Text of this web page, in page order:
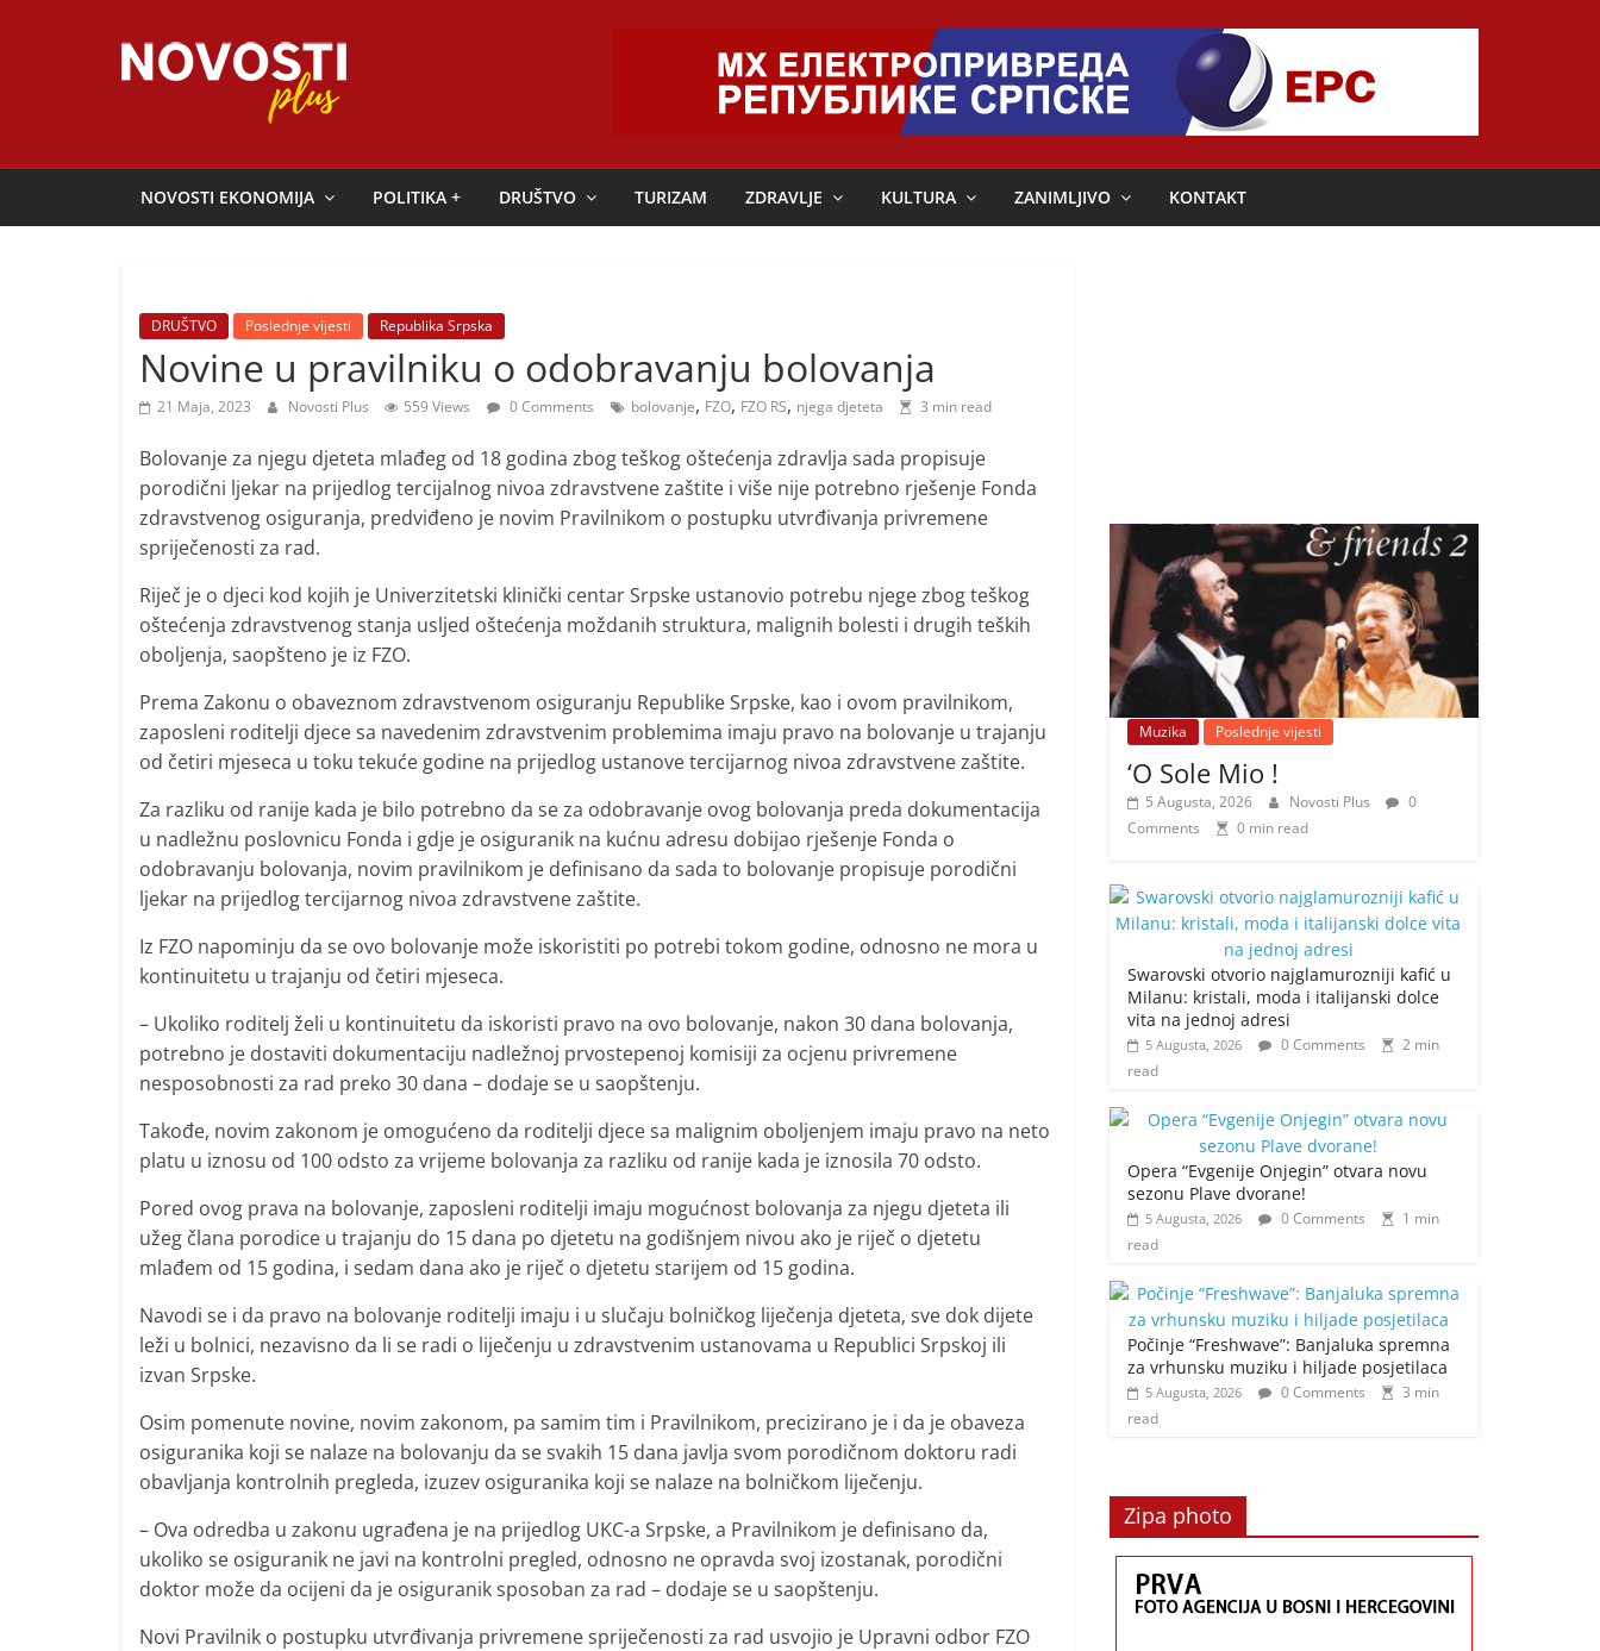
Novosti
Plus
NOVOSTI EKONOMIJA POLITIKA + DRUŠTVO TURIZAM ZDRAVLJE KULTURA ZANIMLJIVO KONTAKT
DRUŠTVO Poslednje vijesti Republika Srpska
Novine u pravilniku o odobravanju bolovanja
21 Maja, 2023 Novosti Plus 559 Views 0 Comments bolovanje, FZO, FZO RS, njega djeteta 3 min read
Bolovanje za njegu djeteta mlađeg od 18 godina zbog teškog oštećenja zdravlja sada propisuje
porodični ljekar na prijedlog tercijalnog nivoa zdravstvene zaštite i više nije potrebno rješenje Fonda
zdravstvenog osiguranja, predviđeno je novim Pravilnikom o postupku utvrđivanja privremene
spriječenosti za rad.
Riječ je o djeci kod kojih je Univerzitetski klinički centar Srpske ustanovio potrebu njege zbog teškog
oštećenja zdravstvenog stanja usljed oštećenja moždanih struktura, malignih bolesti i drugih teških
oboljenja, saopšteno je iz FZO.
Prema Zakonu o obaveznom zdravstvenom osiguranju Republike Srpske, kao i ovom pravilnikom,
zaposleni roditelji djece sa navedenim zdravstvenim problemima imaju pravo na bolovanje u trajanju
od četiri mjeseca u toku tekuće godine na prijedlog ustanove tercijarnog nivoa zdravstvene zaštite.
Za razliku od ranije kada je bilo potrebno da se za odobravanje ovog bolovanja preda dokumentacija
u nadležnu poslovnicu Fonda i gdje je osiguranik na kućnu adresu dobijao rješenje Fonda o
odobravanju bolovanja, novim pravilnikom je definisano da sada to bolovanje propisuje porodični
ljekar na prijedlog tercijarnog nivoa zdravstvene zaštite.
Iz FZO napominju da se ovo bolovanje može iskoristiti po potrebi tokom godine, odnosno ne mora u
kontinuitetu u trajanju od četiri mjeseca.
– Ukoliko roditelj želi u kontinuitetu da iskoristi pravo na ovo bolovanje, nakon 30 dana bolovanja,
potrebno je dostaviti dokumentaciju nadležnoj prvostepenoj komisiji za ocjenu privremene
nesposobnosti za rad preko 30 dana – dodaje se u saopštenju.
Takođe, novim zakonom je omogućeno da roditelji djece sa malignim oboljenjem imaju pravo na neto
platu u iznosu od 100 odsto za vrijeme bolovanja za razliku od ranije kada je iznosila 70 odsto.
Pored ovog prava na bolovanje, zaposleni roditelji imaju mogućnost bolovanja za njegu djeteta ili
užeg člana porodice u trajanju do 15 dana po djetetu na godišnjem nivou ako je riječ o djetetu
mlađem od 15 godina, i sedam dana ako je riječ o djetetu starijem od 15 godina.
Navodi se i da pravo na bolovanje roditelji imaju i u slučaju bolničkog liječenja djeteta, sve dok dijete
leži u bolnici, nezavisno da li se radi o liječenju u zdravstvenim ustanovama u Republici Srpskoj ili
izvan Srpske.
Osim pomenute novine, novim zakonom, pa samim tim i Pravilnikom, precizirano je i da je obaveza
osiguranika koji se nalaze na bolovanju da se svakih 15 dana javlja svom porodičnom doktoru radi
obavljanja kontrolnih pregleda, izuzev osiguranika koji se nalaze na bolničkom liječenju.
– Ova odredba u zakonu ugrađena je na prijedlog UKC-a Srpske, a Pravilnikom je definisano da,
ukoliko se osiguranik ne javi na kontrolni pregled, odnosno ne opravda svoj izostanak, porodični
doktor može da ocijeni da je osiguranik sposoban za rad – dodaje se u saopštenju.
Novi Pravilnik o postupku utvrđivanja privremene spriječenosti za rad usvojio je Upravni odbor FZO
Muzika Poslednje vijesti
‘O Sole Mio !
5 Augusta, 2026 Novosti Plus
0
Comments
0 min read
Swarovski otvorio najglamurozniji kafić u
Milanu: kristali, moda i italijanski dolce
vita na jednoj adresi
5 Augusta, 2026 0 Comments
2 min
read
Opera “Evgenije Onjegin” otvara novu
sezonu Plave dvorane!
5 Augusta, 2026 0 Comments
1 min
read
Počinje “Freshwave”: Banjaluka spremna
za vrhunsku muziku i hiljade posjetilaca
5 Augusta, 2026 0 Comments
3 min
read
Zipa photo